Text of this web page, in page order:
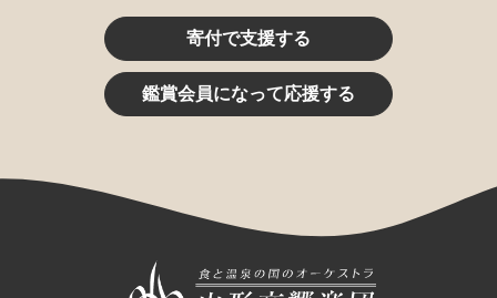
寄付で支援する
鑑賞会員になって応援する